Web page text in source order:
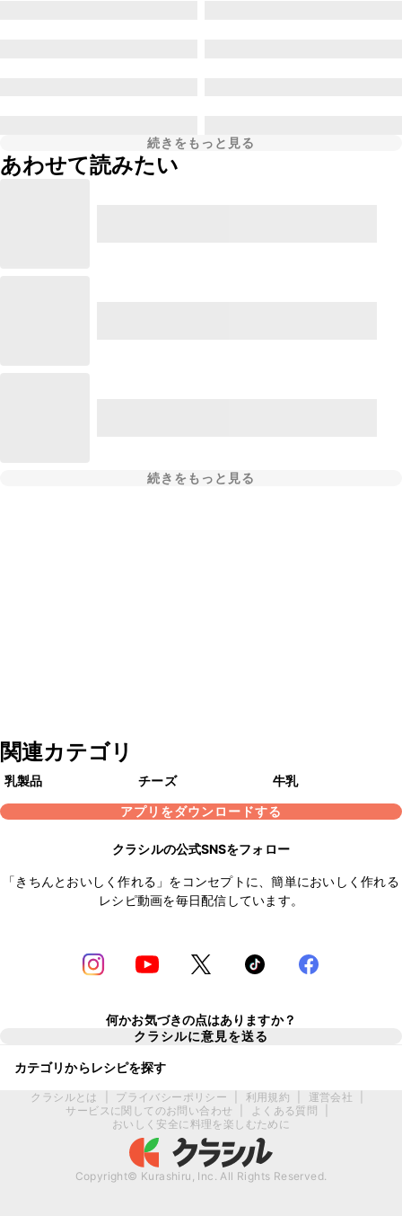
続きをもっと見る
あわせて読みたい
続きをもっと見る
関連カテゴリ
乳製品 チーズ
牛乳
アプリをダウンロードする
クラシルの公式SNSをフォロー
「きちんとおいしく作れる」をコンセプトに、簡単においしく作れる
レシピ動画を毎日配信しています。
何かお気づきの点はありますか？
クラシルに意見を送る
カテゴリからレシピを探す
クラシルとは プライバシーポリシー 利用規約 運営会社
サービスに関してのお問い合わせ
よくある質問
おいしく安全に料理を楽しむために
Copyright© Kurashiru, Inc. All Rights Reserved.